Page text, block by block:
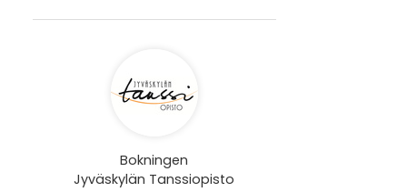
Bokningen
Jyväskylän Tanssiopisto